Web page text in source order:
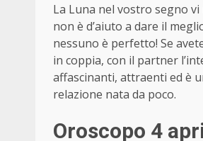
La Luna nel vostro segno
non è d’aiuto a dare il
nessuno è perfetto! Se
in coppia, con il partner
affascinanti, attraenti ed è
relazione nata da poco.
Oroscopo 4